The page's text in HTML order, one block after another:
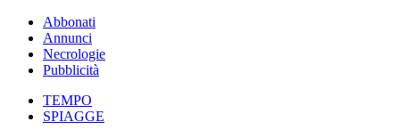
Abbonati
Annunci
Necrologie
Pubblicità
TEMPO
SPIAGGE